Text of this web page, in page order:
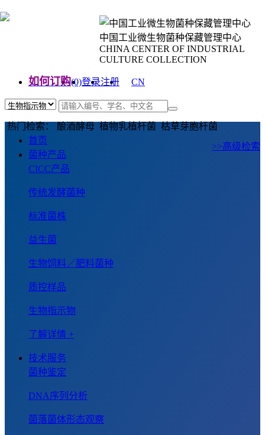
中国工业微生物菌种保藏管理中心
CHINA CENTER OF INDUSTRIAL
CULTURE COLLECTION
如何订购(0)登录注册
CN
热门检索： 酿酒酵母 植物乳植杆菌 枯草芽胞杆菌
>>高级检索
首页
菌种产品
CICC产品
传统发酵菌种
标准菌株
益生菌
生物饲料／肥料菌种
质控样品
生物指示物
了解详情 +
技术服务
菌种鉴定
DNA序列分析
菌落菌体形态观察